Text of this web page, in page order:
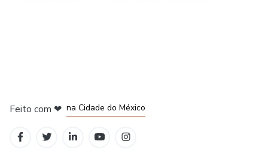
Feito com ❤ na Cidade do México